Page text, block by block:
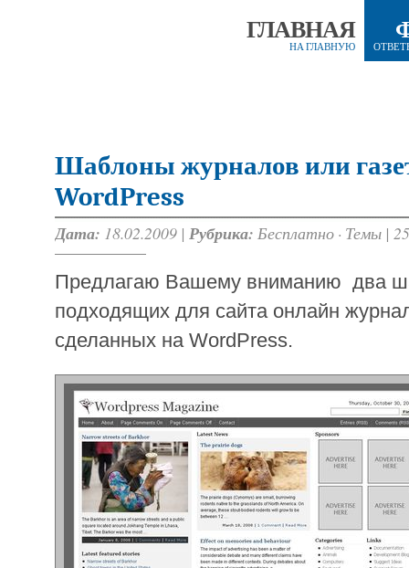
ГЛАВНАЯ
НА ГЛАВНУЮ
Шаблоны журналов или
WordPress
Дата: 18.02.2009 | Рубрика: Бесплатно · Темы |
Предлагаю Вашему вниманию два
подходящих для сайта онлайн
сделанных на WordPress.